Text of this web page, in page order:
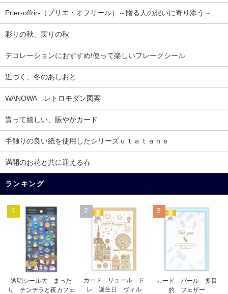
Prier-offrir-（プリエ・オフリール）～贈る人の想いに寄り添う～
彩りの秋、実りの秋
デコレーションにおすすめ!使って楽しいフレークシール
近づく、冬のあしおと
WANOWA レトロモダン図案
貰って嬉しい、賑やかカード
手触りの良い紙を使用したシリーズｕｔａｔａｎｅ
満開のお花と共に迎える春
ランキング
1
透明シール大 まった
り チンチラと夜カフェ
2
カード リュール ド
レ 誕生日 ヴィル
3
カード パール 多目
的 フェザー